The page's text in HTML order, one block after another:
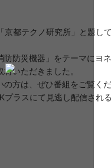
京都テクノ研究所」と題し
防防災機器」をテーマにヨ
いただきました。
方は、ぜひ番組をご覧くだ
プラスにて見逃し配信され